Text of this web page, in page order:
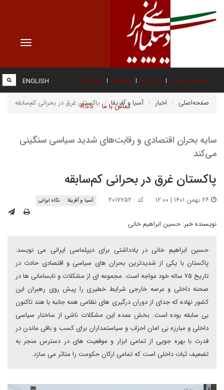
Toggle
صفحه نخست درباره ما عضویت پیوند ها
تماس با ما RSS
ENGLISH
صفحه‌اصلی اخبار آسیا و آفریقا پاکستان غرق در بحرانی کم‌سابقه
سایه بحران اقتصادی و رقابت‌های شدید سیاسی سنگینی
می‌کند
پاکستان غرق در بحرانی کم‌سابقه
کد : ۲۰۱۷۷۵۲ آسیا و آفریقا نگاه ایرانی
نویسنده خبر: حسین ابراهیم خانی
حسین ابراهیم خانی در یادداشتی برای دیپلماسی ایرانی می نویسد:
پاکستان با یکی از شدیدترین بحران های سیاسی و اقتصادی حادث در
تاریخ ۷۵ ساله خود مواجه است. مجموعه ای از مشکلات و نابسامانی ها در
صحنه داخلی و عرصه خارجی شرایط خطیری را پیش روی رهبران این
کشور نهاده که جدای از دوران درگیری های نظامی همه جانبه با هند تاکنون
بی سابقه بوده است. بخش عمده این مشکلات ناشی از ساختار سیاسی
داخلی و مبارزه بی امان احزاب و سیاستمداران برای کسب و باقی ماندن در
قدرت با بهره جویی از تمامی ابزار و موقعیت های در دسترس منجر به
تضعیف ثبات داخلی است که تمامی ارکان حکومت را متاثر می سازد.